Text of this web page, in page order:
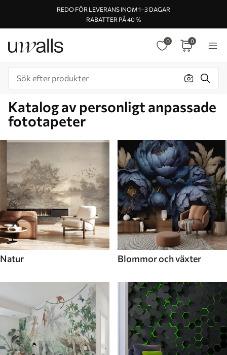
REDO FÖR LEVERANS INOM 1–3 DAGAR
RABATTER PÅ 40 %
0 0
Katalog av personligt anpassade
fototapeter
Natur Blommor och växter